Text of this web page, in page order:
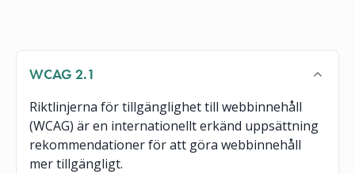
WCAG 2.1
Riktlinjerna för tillgänglighet till webbinnehåll
(WCAG) är en internationellt erkänd uppsättning
rekommendationer för att göra webbinnehåll
mer tillgängligt.